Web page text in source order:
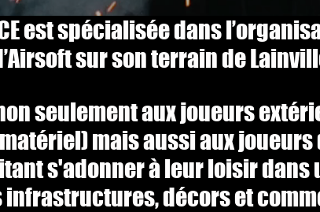
est spécialisée dans
sur son terrain de
seulement aux joueurs
mais aussi aux
s'adonner à leur loisir dans
décors et